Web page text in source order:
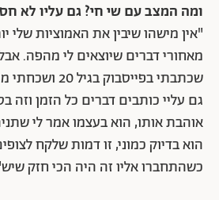
ומה המצב עם שי חי? גם עליו לא
"אין מישהו שיבין את האמוציות שלי
מאחורי דברים שיוצאים לי מהפה.
שכתבתי
גם עליי כותבים דברים כל הזמן וזה
אוהבת אותו, הוא בעצמו אמר לי
הוא בדיוק כמוני, זו דמות שלקח
כשהתחברו אליו זה היה הכי חזק